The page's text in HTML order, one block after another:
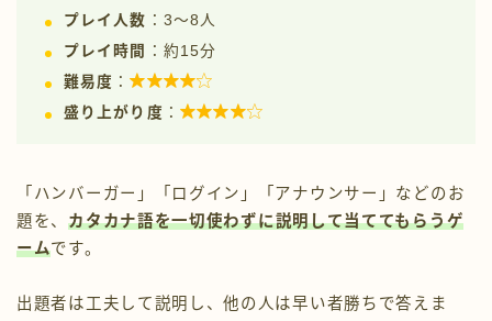
プレイ人数 ：3〜8人
プレイ時間
：約15分
難易度 ：
盛り上がり度 ： 
「ハンバーガー」「ログイン」「アナウンサー」などのお
題を、カタカナ語を一切使わずに説明して当ててもらうゲ
ームです。
出題者は工夫して説明し、他の人は早い者勝ちで答えま